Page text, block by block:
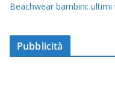
Beachwear bambini:
Pubblicità